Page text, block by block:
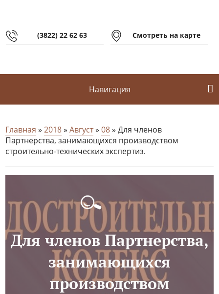
(3822) 22 62 63 Смотреть на карте
Навигация
Главная » 2018» Август» 08» Для членов
Партнерства, занимающихся производством
строительно-технических экспертиз.
Для членов Партнерства,
занимающихся
производством